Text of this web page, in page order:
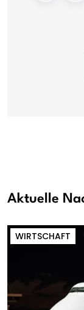
Aktuelle
WIRTSCHAFT